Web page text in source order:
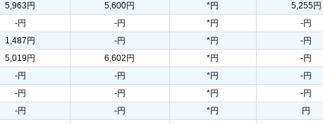
5,963円 5,600円 *円
5,255円
-円 -円 *円
-円
1,487円 -円 *円
-円
5,019円 6,602円 *円
-円
-円 -円 *円
-円
-円 -円 *円
-円
-円 -円 *円
円